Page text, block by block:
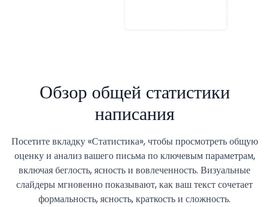
Обзор общей статистики
написания
Посетите вкладку «Статистика», чтобы просмотреть общую
оценку и анализ вашего письма по ключевым параметрам,
включая беглость, ясность и вовлеченность. Визуальные
слайдеры мгновенно показывают, как ваш текст сочетает
формальность, ясность, краткость и сложность.